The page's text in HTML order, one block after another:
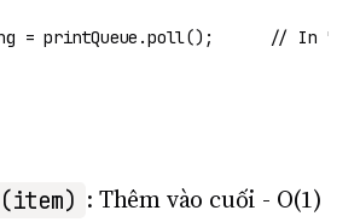
= printQueue.poll(); // In
: Thêm vào cuối - O(1)